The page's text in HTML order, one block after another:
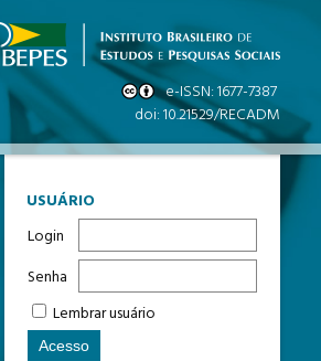
USUÁRIO
Login
Senha
Lembrar usuário